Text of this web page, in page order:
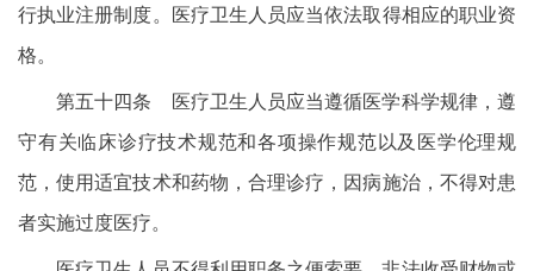
行执业注册制度。医疗卫生人员应当依法取得相应的职业资
格。
第五十四条 医疗卫生人员应当遵循医学科学规律，遵
守有关临床诊疗技术规范和各项操作规范以及医学伦理规
范，使用适宜技术和药物，合理诊疗，因病施治，不得对患
者实施过度医疗。